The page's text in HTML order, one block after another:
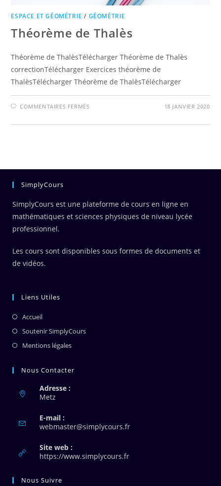
ESPACE ET GÉOMÉTRIE / GÉOMÉTRIE
Théorème de Thalès
Théorème de ThalèsTélécharger Théorème de Thalès
correctionTélécharger Exercices théorème de
ThalèsTélécharger Théorème de ThalèsTélécharger
COMMENTAIRES FERMÉSSUR
THALÈS
18 JANVIER 2020
SimplyCours
SimplyCours est une plateforme de cours en ligne en
mathématiques et sciences physiques de niveau lycée
professionnel.
Les cours sont disponibles sous formes de documents et
de vidéos.
Liens Utiles
Accueil
Soutenir SimplyCours
Mentions légales
Nous Contacter
Adresse :
Metz
E-mail :
webmaster@simplycours.frS’ouvre
Site web :
https://www.simplycours.fr
Nous Suivre